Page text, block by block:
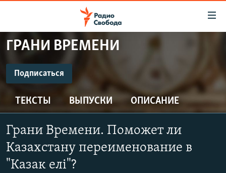
упрощенного
Вернуться
основному
содержанию
Вернутся
главной
навигации
ПРОГРАММЫ
ПОДКАСТЫ
МНЕНИЯ
КУЛЬТУРА
IDEL.РЕАЛИИ
ГРАНИ ВРЕМЕНИ
Подписаться
ПОДПИСАТЬСЯ
CastBox
ТЕКСТЫ ВЫПУСКИ ОПИСАНИЕ
Грани Времени. Поможет ли
Казахстану переименование в
"Казак елi"?